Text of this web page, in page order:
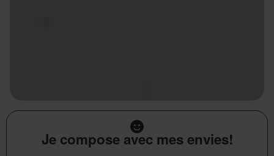
Je compose avec mes envies!